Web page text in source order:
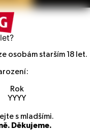
let?
osobám starším18 let.
Rok
s mladšími.
Děkujeme.